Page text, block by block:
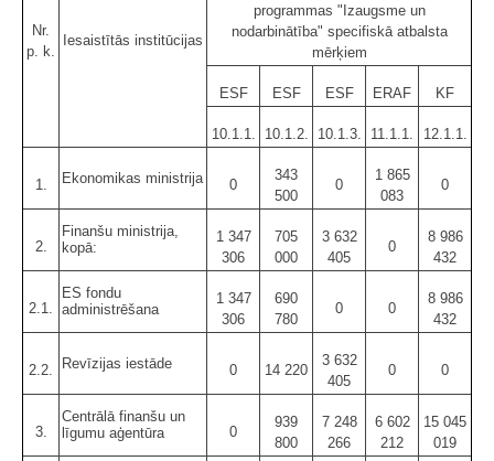
Nr.
p. k.
Iesaistītās institūcijas
programmas "Izaugsme un
nodarbinātība" specifiskā atbalsta
mērķiem
ESF ESF ESF ERAF KF
10.1.1. 10.1.2. 10.1.3. 11.1.1. 12.1.1.
1. Ekonomikas ministrija 0
343
500
0
1 865
083
0
2.
Finanšu ministrija,
kopā:
1 347
306
705
000
3 632
405
0
8 986
432
2.1.
ES fondu
administrēšana
1 347
306
690
780
0 0
8 986
432
2.2. Revīzijas iestāde 0 14 220
3 632
405
0 0
3.
Centrālā finanšu un
līgumu aģentūra
0
939
800
7 248
266
6 602
212
15 045
019